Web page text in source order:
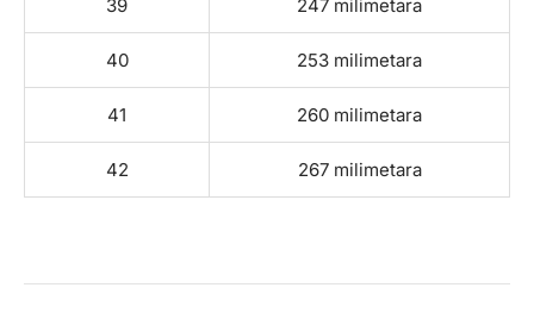
39 247 milimetara
40 253 milimetara
41 260 milimetara
42 267 milimetara